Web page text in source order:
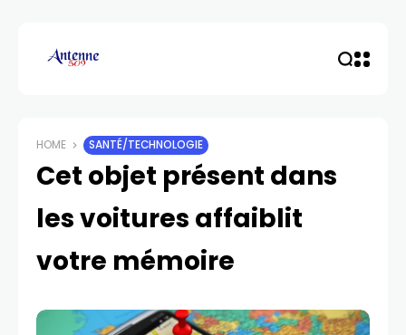
HOME SANTÉ/TECHNOLOGIE
Cet objet présent dans
les voitures affaiblit
votre mémoire